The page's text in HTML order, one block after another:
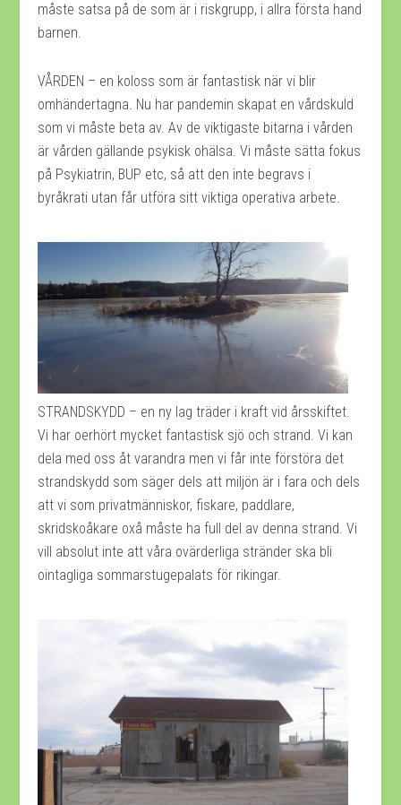
måste satsa på de som är i riskgrupp, i allra första hand
barnen.
VÅRDEN – en koloss som är fantastisk när vi blir
omhändertagna. Nu har pandemin skapat en vårdskuld
som vi måste beta av. Av de viktigaste bitarna i vården
är vården gällande psykisk ohälsa. Vi måste sätta fokus
på Psykiatrin, BUP etc, så att den inte begravs i
byråkrati utan får utföra sitt viktiga operativa arbete.
STRANDSKYDD – en ny lag träder i kraft vid årsskiftet.
Vi har oerhört mycket fantastisk sjö och strand. Vi kan
dela med oss åt varandra men vi får inte förstöra det
strandskydd som säger dels att miljön är i fara och dels
att vi som privatmänniskor, fiskare, paddlare,
skridskoåkare oxå måste ha full del av denna strand. Vi
vill absolut inte att våra ovärderliga stränder ska bli
ointagliga sommarstugepalats för rikingar.